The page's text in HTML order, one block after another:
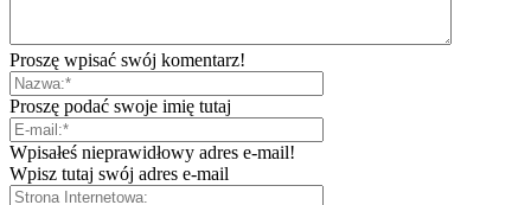
Proszę wpisać swój komentarz!
Proszę podać swoje imię tutaj
Wpisałeś nieprawidłowy adres e-mail!
Wpisz tutaj swój adres e-mail